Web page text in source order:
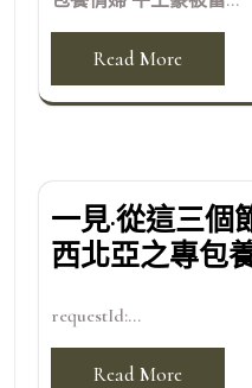
Read More
一見·從這三個
西北亞之專包
requestId:...
Read More